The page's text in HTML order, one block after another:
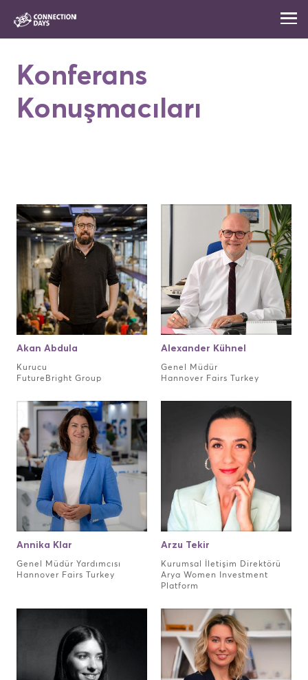
Konferans
Konuşmacıları
Akan Abdula
Kurucu
FutureBright Group
Alexander Kühnel
Genel Müdür
Hannover Fairs Turkey
Annika Klar
Genel Müdür Yardımcısı
Hannover Fairs Turkey
Arzu Tekir
Kurumsal İletişim Direktörü
Arya Women Investment
Platform